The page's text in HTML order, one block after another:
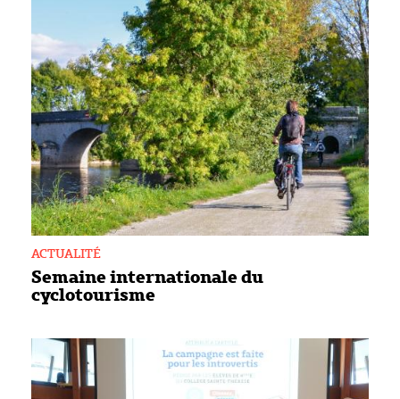
Semaine internationale du
cyclotourisme
ACTUALITÉ